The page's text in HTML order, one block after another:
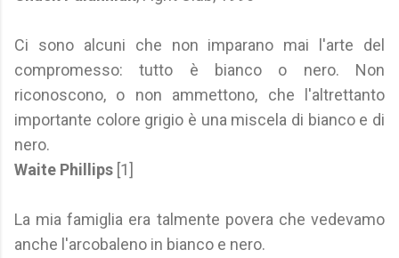
Ci sono alcuni che non imparano mai l'arte del
compromesso: tutto è bianco o nero. Non
riconoscono, o non ammettono, che l'altrettanto
importante colore grigio è una miscela di bianco e di
nero.
Waite Phillips [1]
La mia famiglia era talmente povera che vedevamo
anche l'arcobaleno in bianco e nero.